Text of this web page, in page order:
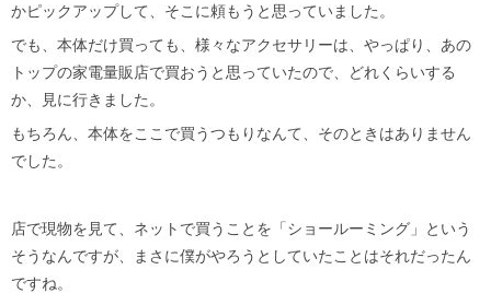
かピックアップして、そこに頼もうと思っていました。
でも、本体だけ買っても、様々なアクセサリーは、やっぱり、あの
トップの家電量販店で買おうと思っていたので、どれくらいする
か、見に行きました。
もちろん、本体をここで買うつもりなんて、そのときはありません
でした。
店で現物を見て、ネットで買うことを「ショールーミング」という
そうなんですが、まさに僕がやろうとしていたことはそれだったん
ですね。